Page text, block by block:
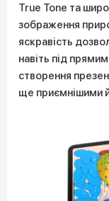
True Tone та
зображення
яскравість
навіть під
створення
ще приємнішими